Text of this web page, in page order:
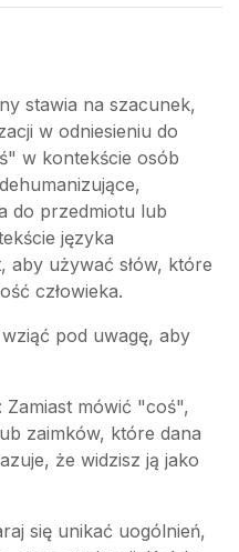
stawia na szacunek,
w odniesieniu do
w kontekście osób
do przedmiotu lub
języka
aby używać słów, które
człowieka.
pod uwagę, aby
: Zamiast mówić "coś",
zaimków, które dana
że widzisz ją jako
się unikać uogólnień,